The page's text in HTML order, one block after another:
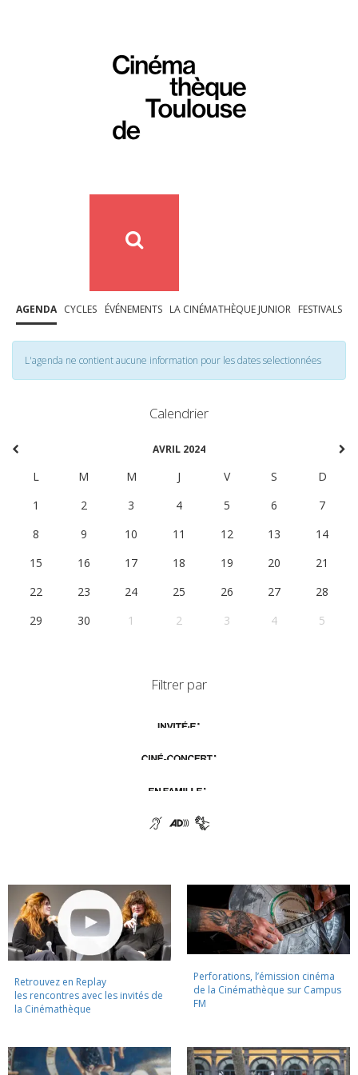
AGENDA CYCLES ÉVÉNEMENTS LA CINÉMATHÈQUE JUNIOR FESTIVALS
L'agenda ne contient aucune information pour les dates selectionnées
Calendrier
AVRIL 2024
L M M J V S
D
1
2 3 4 5 6
7
8
9 10 11 12 13
14
15
16 17 18 19 20
21
22
23 24 25 26 27
28
29
30 1 2 3 4 5
Filtrer par
Retrouvez en Replay
les rencontres avec les invités de
la Cinémathèque
Perforations, l’émission cinéma
de la Cinémathèque sur Campus
FM